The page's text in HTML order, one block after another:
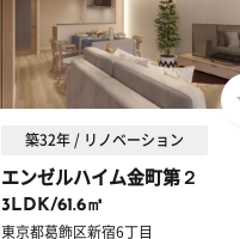
築32年 / リノベーション
エンゼルハイム金町第２
3LDK/61.6㎡
東京都葛飾区新宿6丁目